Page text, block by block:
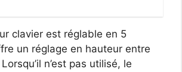
clavier est réglable en 5
un réglage en hauteur entre
n’est pas utilisé, le